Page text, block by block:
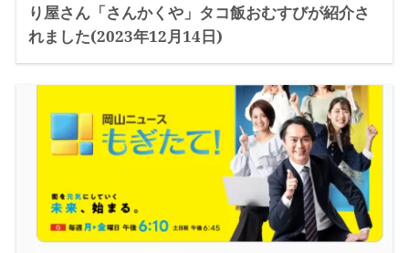
り屋さん「さんかくや」タコ飯おむすびが紹介さ
れました(2023年12月14日)